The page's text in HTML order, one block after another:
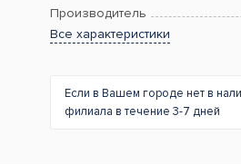
Производитель
Все характеристики
Если в Вашем городе нет в
филиала в течение 3-7 дней